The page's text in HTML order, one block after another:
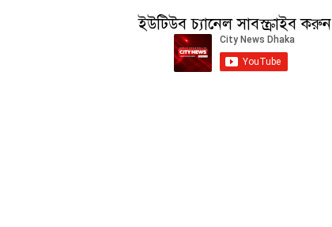
ইউটিউব চ্যানেল সাবস্ক্রাইব করুন